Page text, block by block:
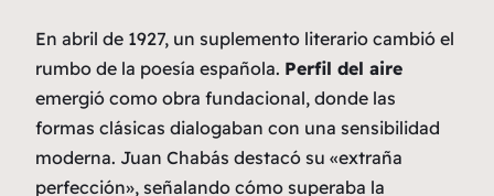
En abril de 1927, un suplemento literario cambió el
rumbo de la poesía española. Perfil del aire
emergió como obra fundacional, donde las
formas clásicas dialogaban con una sensibilidad
moderna. Juan Chabás destacó su «extraña
perfección», señalando cómo superaba la